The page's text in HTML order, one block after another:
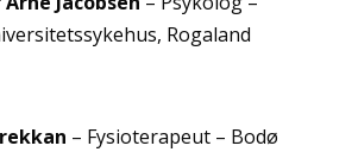
Rogaland
– Fysioterapeut – Bodø